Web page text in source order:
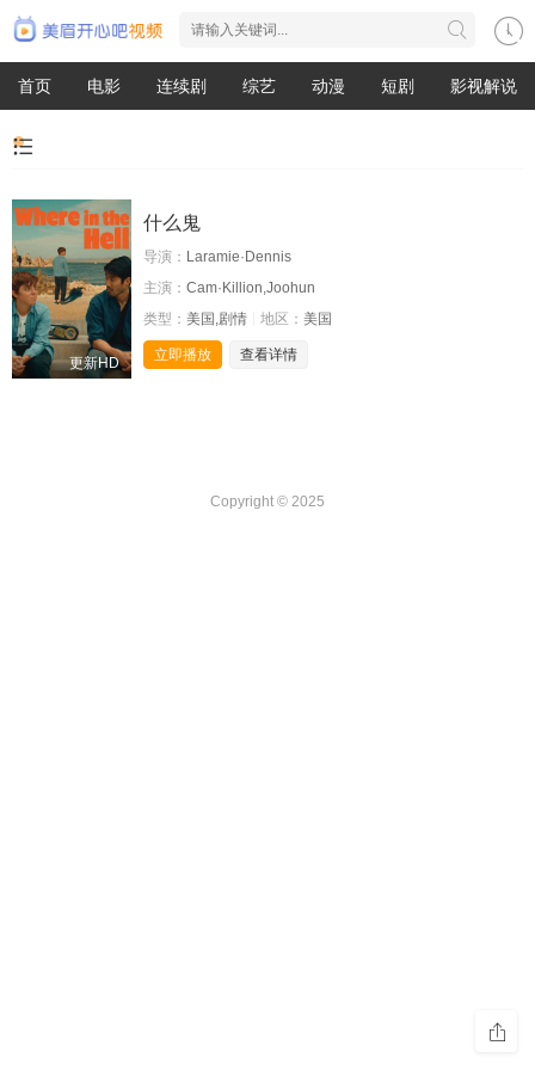
首页 电影 连续剧 综艺 动漫 短剧 影视解说
更新HD
什么鬼
导演： Laramie·Dennis
主演： Cam·Killion,Joohun
类型： 美国,剧情 地区： 美国
立即播放 查看详情
Copyright © 2025